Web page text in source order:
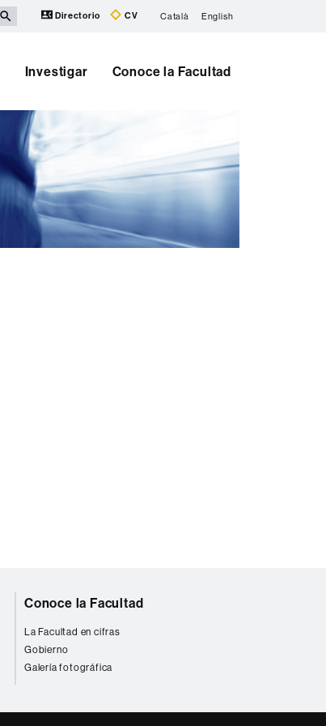
Directorio CV Català English
Investigar Conoce la Facultad
Conoce la Facultad
La Facultad en cifras
Gobierno
Galería fotográfica